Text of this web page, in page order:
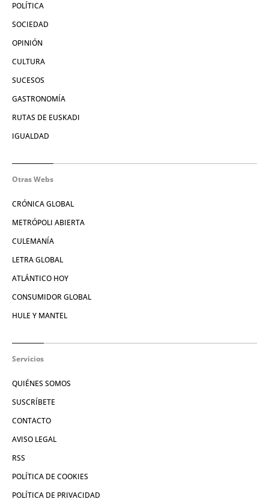
POLÍTICA
SOCIEDAD
OPINIÓN
CULTURA
SUCESOS
GASTRONOMÍA
RUTAS DE EUSKADI
IGUALDAD
Otras Webs
CRÓNICA GLOBAL
METRÓPOLI ABIERTA
CULEMANÍA
LETRA GLOBAL
ATLÁNTICO HOY
CONSUMIDOR GLOBAL
HULE Y MANTEL
Servicios
QUIÉNES SOMOS
SUSCRÍBETE
CONTACTO
AVISO LEGAL
RSS
POLÍTICA DE COOKIES
POLÍTICA DE PRIVACIDAD